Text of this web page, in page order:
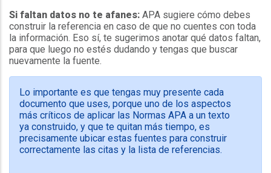
Si faltan datos no te afanes: APA sugiere cómo debes
construir la referencia en caso de que no cuentes con toda
la información. Eso sí, te sugerimos anotar qué datos faltan,
para que luego no estés dudando y tengas que buscar
nuevamente la fuente.
Lo importante es que tengas muy presente cada
documento que uses, porque uno de los aspectos
más críticos de aplicar las Normas APA a un texto
ya construido, y que te quitan más tiempo, es
precisamente ubicar estas fuentes para construir
correctamente las citas y la lista de referencias.